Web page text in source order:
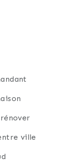
ville